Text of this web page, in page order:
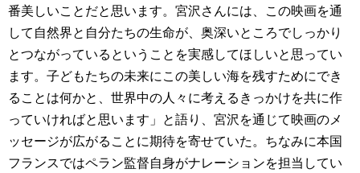
番美しいことだと思います。宮沢さんには、この映画を通
して自然界と自分たちの生命が、奥深いところでしっかり
とつながっているということを実感してほしいと思ってい
ます。子どもたちの未来にこの美しい海を残すためにでき
ることは何かと、世界中の人々に考えるきっかけを共に作
っていければと思います」と語り、宮沢を通じて映画のメ
ッセージが広がることに期待を寄せていた。ちなみに本国
フランスではペラン監督自身がナレーションを担当してい